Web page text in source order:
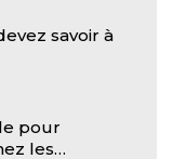
savoir à
pour
les…